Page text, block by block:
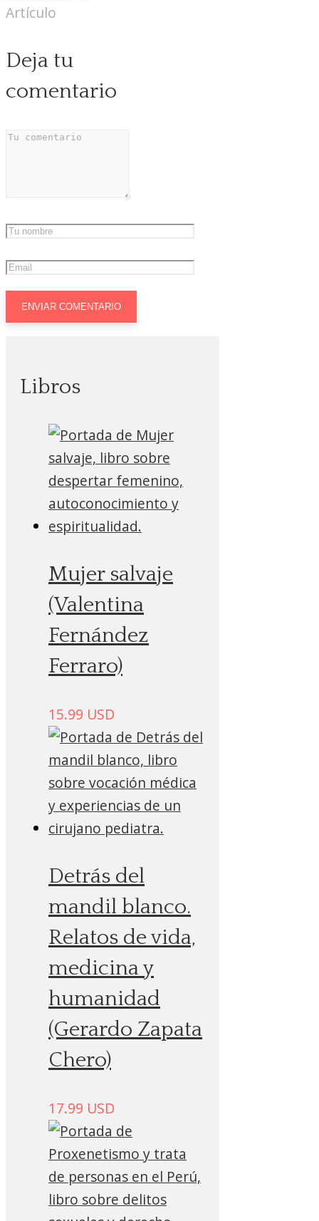
Artículo
Deja tu
comentario
Libros
Mujer salvaje
(Valentina
Fernández
Ferraro)
15.99 USD
Detrás del
mandil blanco.
Relatos de vida,
medicina y
humanidad
(Gerardo Zapata
Chero)
17.99 USD